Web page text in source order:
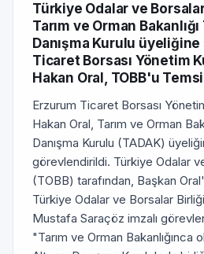
Türkiye Odalar ve
Tarım ve Orman
Danışma Kurulu
Ticaret Borsası Yönetim
Hakan Oral, TOBB'u
Erzurum Ticaret Borsası
Hakan Oral, Tarım ve Orman
Danışma Kurulu (TADAK)
görevlendirildi. Türkiye Odalar
(TOBB) tarafından, Başkan
Türkiye Odalar ve Borsalar
Mustafa Saraçöz imzalı
"Tarım ve Orman Bakanlığınca